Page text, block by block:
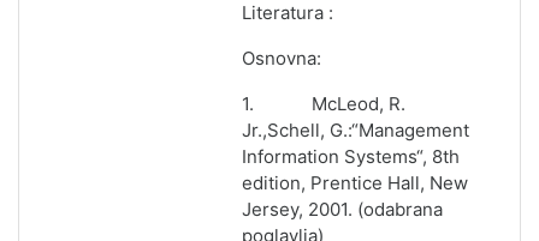
Literatura :
Osnovna:
1. McLeod, R.
Jr.,Schell, G.:“Management
Information Systems“, 8th
edition, Prentice Hall, New
Jersey, 2001. (odabrana
poglavlja)